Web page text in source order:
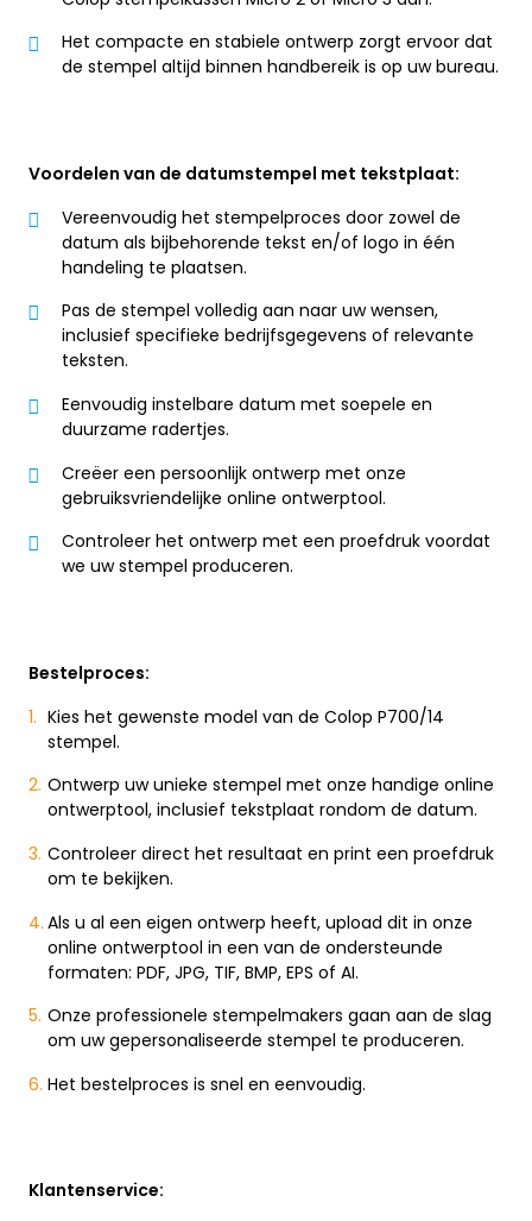
Het compacte en stabiele ontwerp zorgt ervoor dat
de stempel altijd binnen handbereik is op uw bureau.
Voordelen van de datumstempel met tekstplaat:
Vereenvoudig het stempelproces door zowel de
datum als bijbehorende tekst en/of logo in één
handeling te plaatsen.
Pas de stempel volledig aan naar uw wensen,
inclusief specifieke bedrijfsgegevens of relevante
teksten.
Eenvoudig instelbare datum met soepele en
duurzame radertjes.
Creëer een persoonlijk ontwerp met onze
gebruiksvriendelijke online ontwerptool.
Controleer het ontwerp met een proefdruk voordat
we uw stempel produceren.
Bestelproces:
Kies het gewenste model van de Colop P700/14
stempel.
Ontwerp uw unieke stempel met onze handige online
ontwerptool, inclusief tekstplaat rondom de datum.
Controleer direct het resultaat en print een proefdruk
om te bekijken.
Als u al een eigen ontwerp heeft, upload dit in onze
online ontwerptool in een van de ondersteunde
formaten: PDF, JPG, TIF, BMP, EPS of AI.
Onze professionele stempelmakers gaan aan de slag
om uw gepersonaliseerde stempel te produceren.
Het bestelproces is snel en eenvoudig.
Klantenservice: